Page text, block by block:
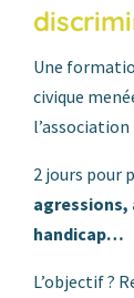
Une
civique
2 jours pour
agressions,
handicap…
L’objectif ?